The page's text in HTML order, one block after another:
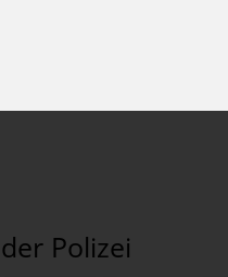
Polizei